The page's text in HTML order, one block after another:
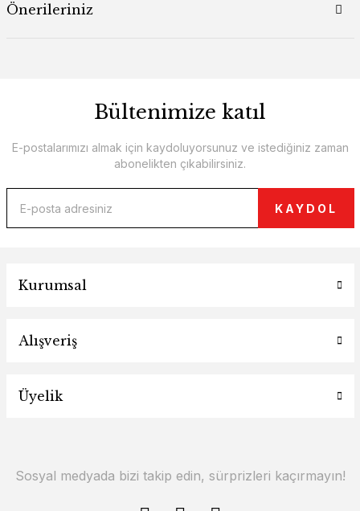
Önerileriniz
Bültenimize katıl
E-postalarımızı almak için kaydoluyorsunuz ve istediğiniz zaman
abonelikten çıkabilirsiniz.
KAYDOL
Kurumsal
Alışveriş
Üyelik
Sosyal medyada bizi takip edin, sürprizleri kaçırmayın!